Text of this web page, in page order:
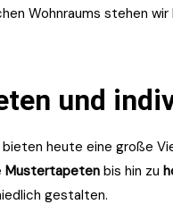
Wohnraums stehen
und
heute eine große
Mustertapeten bis hin zu
gestalten.